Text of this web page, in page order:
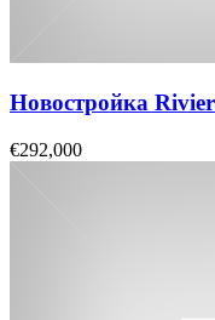
Новостройка
€292,000